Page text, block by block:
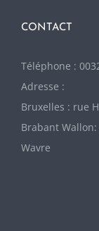
CONTACT
Téléphone :
Adresse :
Bruxelles : rue
Brabant
Wavre